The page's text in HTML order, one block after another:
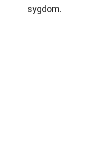
sygdom.